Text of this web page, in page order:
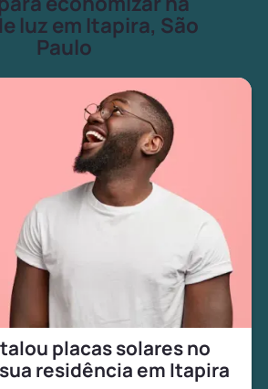
luz em Itapira, São
Paulo
placas solares no
residência em Itapira